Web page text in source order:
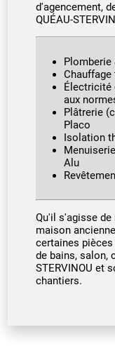
d'agencement,
QUÉAU-
Électricité générale (installation et mise
aux
Plâtrerie (cloisonnement, faux plafond,
Placo
Isolation
Menuiseries et fermetures : PVC, Bois,
Alu
Qu'il s'agisse de
maison
certaines
de bains, salon,
STERVINOU et
chantiers.